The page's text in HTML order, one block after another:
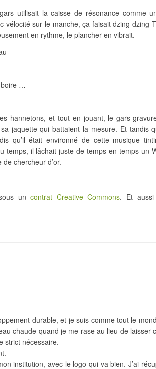
utilisait la caisse de résonance comme
vélocité sur le manche, ça faisait dzing dzing
en rythme, le plancher en vibrait.
boire …
hannetons, et tout en jouant, le gars-
jaquette qui battaient la mesure. Et tandis
qu’il était environné de cette musique
temps, il lâchait juste de temps en temps un
chercheur d’or.
sous uncontrat Creative Commons. Et aussi
durable, et je suis comme tout le
chaude quand je me rase au lieu de laisser
strict nécessaire.
institution, avec le logo qui va bien. J’ai